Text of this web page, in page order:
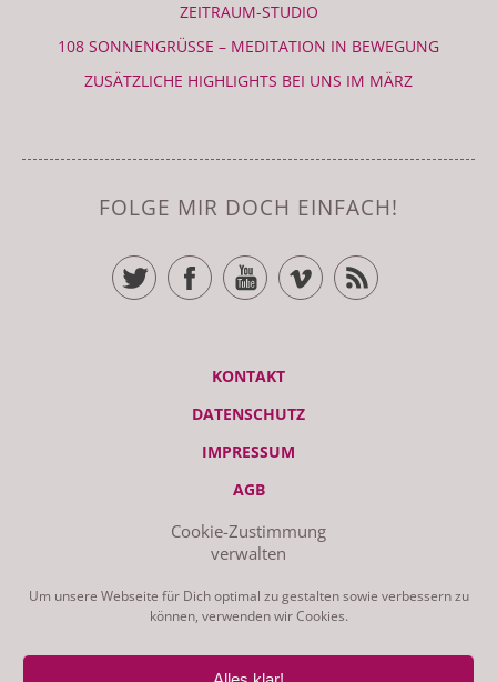
Cookie-Zustimmung
verwalten
Um unsere Webseite für Dich optimal zu gestalten sowie verbessern zu
können, verwenden wir Cookies.
ZEITRAUM-STUDIO
108 SONNENGRÜSSE – MEDITATION IN BEWEGUNG
ZUSÄTZLICHE HIGHLIGHTS BEI UNS IM MÄRZ
FOLGE MIR DOCH EINFACH!
TWITTERFACEBOOKYOUTUBEVIMEO RSS FEED
KONTAKT
DATENSCHUTZ
IMPRESSUM
AGB
© ZEITRAUM 2026 | STUDIO - LIEBSCHWITZER STR. 119, 07551
LIEBE